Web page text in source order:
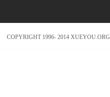
COPYRIGHT 1996- 2014 XUEYOU.ORG